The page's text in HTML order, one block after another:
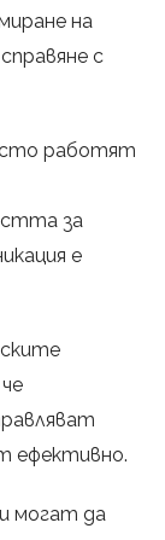
на
с
работят
за
е
ефективно.
могат да